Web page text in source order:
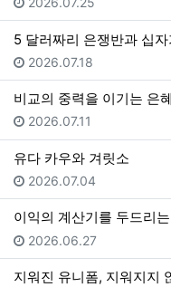
5 달러짜리 은쟁반과 십
등록일
2026.07.18
비교의 중력을 이기는 은
등록일
2026.07.11
유다 카우와 겨릿소
등록일
2026.07.04
이익의 계산기를 두드리
등록일
2026.06.27
지워진 유니폼, 지워지지